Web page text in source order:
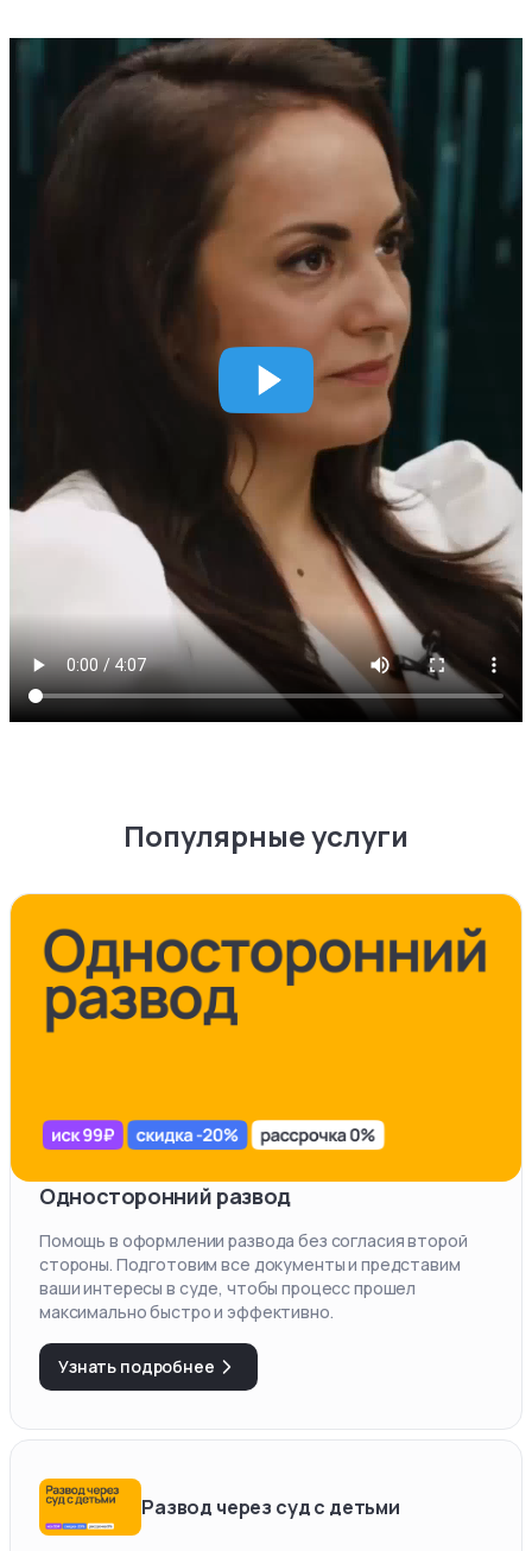
Популярные услуги
Односторонний развод
Помощь в оформлении развода без согласия второй
стороны. Подготовим все документы и представим
ваши интересы в суде, чтобы процесс прошел
максимально быстро и эффективно.
Узнать подробнее
Развод через суд с детьми